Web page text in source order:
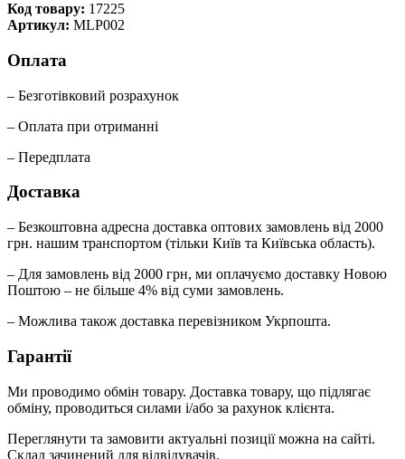
Код товару: 17225
Артикул: MLP002
Оплата
– Безготівковий розрахунок
– Оплата при отриманні
– Передплата
Доставка
– Безкоштовна адресна доставка оптових замовлень від 2000
грн. нашим транспортом (тільки Київ та Київська область).
– Для замовлень від 2000 грн, ми оплачуємо доставку Новою
Поштою – не більше 4% від суми замовлень.
– Можлива також доставка перевізником Укрпошта.
Гарантії
Ми проводимо обмін товару. Доставка товару, що підлягає
обміну, проводиться силами і/або за рахунок клієнта.
Переглянути та замовити актуальні позиції можна на сайті.
Склад зачинений для відвідувачів.